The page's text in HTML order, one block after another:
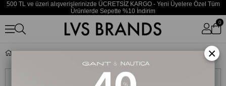
500 TL ve üzeri alışverişlerinizde ÜCRETSİZ KARGO - Yeni Üyelere Özel Tüm
Ürünlerde Sepette %10 İndirim
0
×